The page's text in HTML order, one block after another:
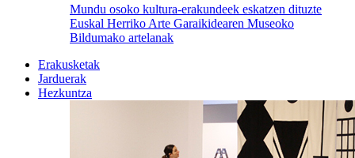
Mundu osoko kultura-erakundeek eskatzen dituzte
Euskal Herriko Arte Garaikidearen Museoko
Bildumako artelanak
Erakusketak
Jarduerak
Hezkuntza